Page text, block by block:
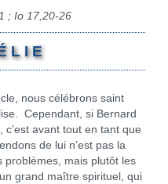
; Io 17,20-26
L I E
nous célébrons saint
Cependant, si Bernard
avant tout en tant que
de lui n’est pas la
problèmes, mais plutôt les
grand maître spirituel, qui